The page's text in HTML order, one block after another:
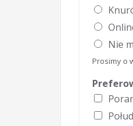
Nie
Prosimy o